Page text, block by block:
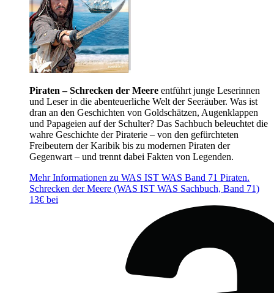
Piraten – Schrecken der Meere entführt junge Leserinnen
und Leser in die abenteuerliche Welt der Seeräuber. Was ist
dran an den Geschichten von Goldschätzen, Augenklappen
und Papageien auf der Schulter? Das Sachbuch beleuchtet die
wahre Geschichte der Piraterie – von den gefürchteten
Freibeutern der Karibik bis zu modernen Piraten der
Gegenwart – und trennt dabei Fakten von Legenden.
Mehr Informationen zu WAS IST WAS Band 71 Piraten.
Schrecken der Meere (WAS IST WAS Sachbuch, Band 71)
13€ bei